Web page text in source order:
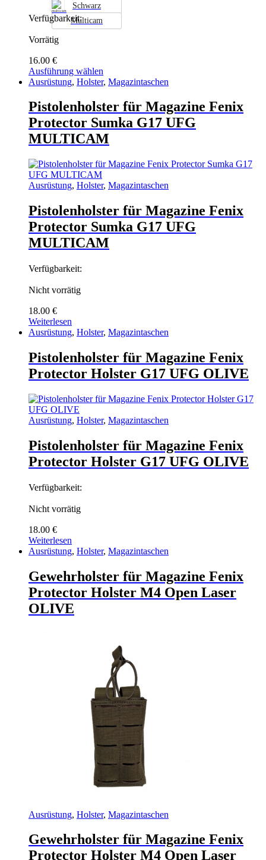
Schwarz
Multicam
Verfügbarkeit:
Vorrätig
16.00 €
Ausführung wählen
Dieses
weist
mehrere
Varianten
auf.
Die
können
auf
der
gewählt
werden
Ausrüstung, Holster, Magazintaschen
Pistolenholster für Magazine Fenix
Protector Sumka G17 UFG
MULTICAM
Ausrüstung, Holster, Magazintaschen
Pistolenholster für Magazine Fenix
Protector Sumka G17 UFG
MULTICAM
Verfügbarkeit:
Nicht vorrätig
18.00 €
Weiterlesen
Ausrüstung, Holster, Magazintaschen
Pistolenholster für Magazine Fenix
Protector Holster G17 UFG OLIVE
Ausrüstung, Holster, Magazintaschen
Pistolenholster für Magazine Fenix
Protector Holster G17 UFG OLIVE
Verfügbarkeit:
Nicht vorrätig
18.00 €
Weiterlesen
Ausrüstung, Holster, Magazintaschen
Gewehrholster für Magazine Fenix
Protector Holster M4 Open Laser
OLIVE
Ausrüstung, Holster, Magazintaschen
Gewehrholster für Magazine Fenix
Protector Holster M4 Open Laser